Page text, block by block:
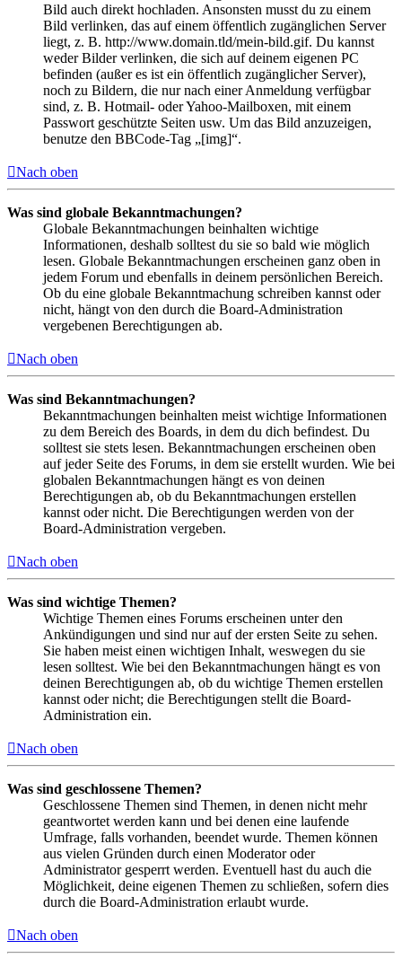
Bild auch direkt hochladen. Ansonsten musst du zu einem
Bild verlinken, das auf einem öffentlich zugänglichen Server
liegt, z. B. http://www.domain.tld/mein-bild.gif. Du kannst
weder Bilder verlinken, die sich auf deinem eigenen PC
befinden (außer es ist ein öffentlich zugänglicher Server),
noch zu Bildern, die nur nach einer Anmeldung verfügbar
sind, z. B. Hotmail- oder Yahoo-Mailboxen, mit einem
Passwort geschützte Seiten usw. Um das Bild anzuzeigen,
benutze den BBCode-Tag „[img]“.
Nach oben
Was sind globale Bekanntmachungen?
Globale Bekanntmachungen beinhalten wichtige
Informationen, deshalb solltest du sie so bald wie möglich
lesen. Globale Bekanntmachungen erscheinen ganz oben in
jedem Forum und ebenfalls in deinem persönlichen Bereich.
Ob du eine globale Bekanntmachung schreiben kannst oder
nicht, hängt von den durch die Board-Administration
vergebenen Berechtigungen ab.
Nach oben
Was sind Bekanntmachungen?
Bekanntmachungen beinhalten meist wichtige Informationen
zu dem Bereich des Boards, in dem du dich befindest. Du
solltest sie stets lesen. Bekanntmachungen erscheinen oben
auf jeder Seite des Forums, in dem sie erstellt wurden. Wie bei
globalen Bekanntmachungen hängt es von deinen
Berechtigungen ab, ob du Bekanntmachungen erstellen
kannst oder nicht. Die Berechtigungen werden von der
Board-Administration vergeben.
Nach oben
Was sind wichtige Themen?
Wichtige Themen eines Forums erscheinen unter den
Ankündigungen und sind nur auf der ersten Seite zu sehen.
Sie haben meist einen wichtigen Inhalt, weswegen du sie
lesen solltest. Wie bei den Bekanntmachungen hängt es von
deinen Berechtigungen ab, ob du wichtige Themen erstellen
kannst oder nicht; die Berechtigungen stellt die Board-
Administration ein.
Nach oben
Was sind geschlossene Themen?
Geschlossene Themen sind Themen, in denen nicht mehr
geantwortet werden kann und bei denen eine laufende
Umfrage, falls vorhanden, beendet wurde. Themen können
aus vielen Gründen durch einen Moderator oder
Administrator gesperrt werden. Eventuell hast du auch die
Möglichkeit, deine eigenen Themen zu schließen, sofern dies
durch die Board-Administration erlaubt wurde.
Nach oben